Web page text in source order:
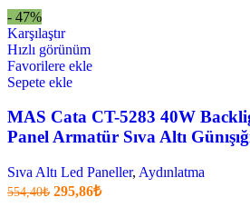
- 47%
Karşılaştır
Hızlı görünüm
Favorilere ekle
Sepete ekle
MAS Cata CT-5283 40W
Panel Armatür Sıva Altı
Sıva Altı Led Paneller, Aydınlatma
554,40₺ Orijinal
295,86₺Şu